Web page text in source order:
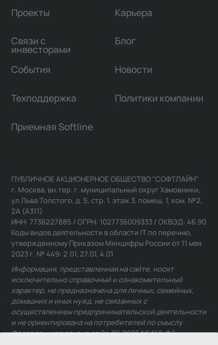
Проекты
Связи с
инвесторами
Карьера
Блог
События Новости
Техподдержка Политики компании
Приемная Softline
ПУБЛИЧНОЕ АКЦИОНЕРНОЕ ОБЩЕСТВО "СОФТЛАЙН"
г. Москва, вн.тер. г. муниципальный округ Хамовники,
ул Льва Толстого, д. 5, стр. 1, этаж 3, помещ. 1, ком. №2,
2А (А311)
ИНН: 7736227885 / ОГРН: 1027736009333 / ОКВЭД: 46.90
Коды видов деятельности в области IT по перечню,
утвержденному Приказом Минцифры России от 11 мая
2023 г. № 449: 2.01, 27.01, 4.01
Информация, представленная на сайте, носит
исключительно справочный и ознакомительный
характер, не предназначена для личных, семейных,
домашних и иных нужд, не связанных с
осуществлением предпринимательской деятельности
и не ориентирована на потребителей по смыслу
Федерального закона от 24.06.2025 № 168-ФЗ.